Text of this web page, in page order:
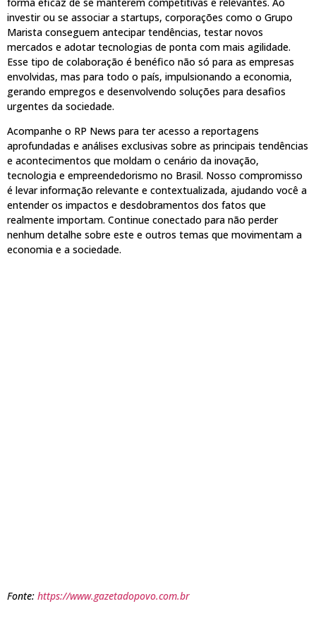
investir ou se associar a startups, corporações como o Grupo
Marista conseguem antecipar tendências, testar novos
mercados e adotar tecnologias de ponta com mais agilidade.
Esse tipo de colaboração é benéfico não só para as empresas
envolvidas, mas para todo o país, impulsionando a economia,
gerando empregos e desenvolvendo soluções para desafios
urgentes da sociedade.
Acompanhe o RP News para ter acesso a reportagens
aprofundadas e análises exclusivas sobre as principais tendências
e acontecimentos que moldam o cenário da inovação,
tecnologia e empreendedorismo no Brasil. Nosso compromisso
é levar informação relevante e contextualizada, ajudando você a
entender os impactos e desdobramentos dos fatos que
realmente importam. Continue conectado para não perder
nenhum detalhe sobre este e outros temas que movimentam a
economia e a sociedade.
Fonte: https://www.gazetadopovo.com.br